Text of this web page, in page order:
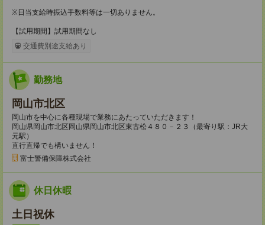
※日当支給時振込手数料等は一切ありません。
【試用期間】試用期間なし
交通費別途支給あり
勤務地
岡山市北区
岡山市を中心に各種現場で業務にあたっていただきます！
岡山県岡山市北区岡山県岡山市北区東古松４８０－２３（最寄り駅：JR大
元駅）
直行直帰でも構いません！
富士警備保障株式会社
休日休暇
土日祝休